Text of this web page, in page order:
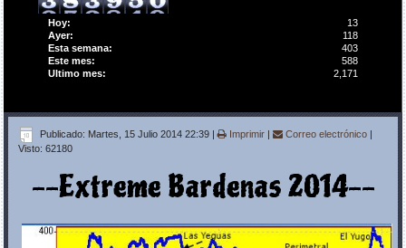
Hoy:
13
Ayer:
118
Esta semana:
403
Este mes:
588
Ultimo mes:
2,171
Publicado: Martes, 15 Julio 2014 22:39 | Imprimir | Correo electrónico |
Visto: 62180
--Extreme Bardenas 2014--